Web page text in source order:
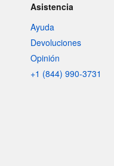
Asistencia
Ayuda
Devoluciones
Opinión
+1 (844) 990-3731